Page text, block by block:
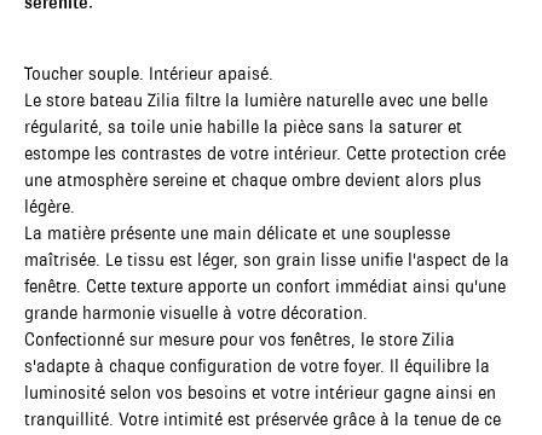
Toucher souple. Intérieur apaisé.
Le store bateau Zilia filtre la lumière naturelle avec une belle
régularité, sa toile unie habille la pièce sans la saturer et
estompe les contrastes de votre intérieur. Cette protection crée
une atmosphère sereine et chaque ombre devient alors plus
légère.
La matière présente une main délicate et une souplesse
maîtrisée. Le tissu est léger, son grain lisse unifie l'aspect de la
fenêtre. Cette texture apporte un confort immédiat ainsi qu'une
grande harmonie visuelle à votre décoration.
Confectionné sur mesure pour vos fenêtres, le store Zilia
s'adapte à chaque configuration de votre foyer. Il équilibre la
luminosité selon vos besoins et votre intérieur gagne ainsi en
tranquillité. Votre intimité est préservée grâce à la tenue de ce